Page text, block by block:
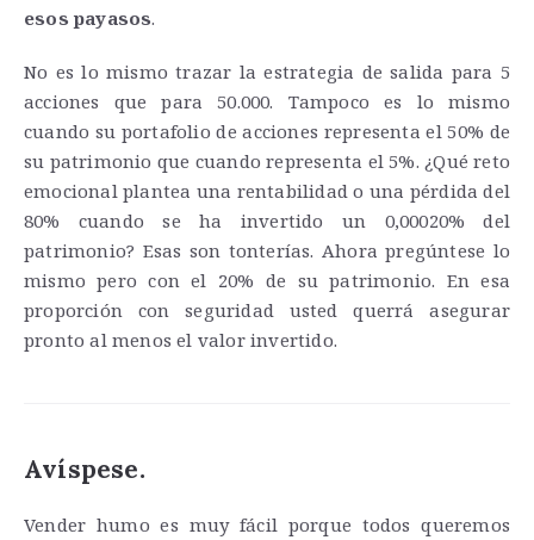
esos payasos.
No es lo mismo trazar la estrategia de salida para 5
acciones que para 50.000. Tampoco es lo mismo
cuando su portafolio de acciones representa el 50% de
su patrimonio que cuando representa el 5%. ¿Qué reto
emocional plantea una rentabilidad o una pérdida del
80% cuando se ha invertido un 0,00020% del
patrimonio? Esas son tonterías. Ahora pregúntese lo
mismo pero con el 20% de su patrimonio. En esa
proporción con seguridad usted querrá asegurar
pronto al menos el valor invertido.
Avíspese.
Vender humo es muy fácil porque todos queremos